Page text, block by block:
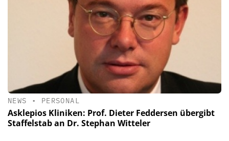
NEWS • PERSONAL
Asklepios Kliniken: Prof. Dieter Feddersen übergibt
Staffelstab an Dr. Stephan Witteler